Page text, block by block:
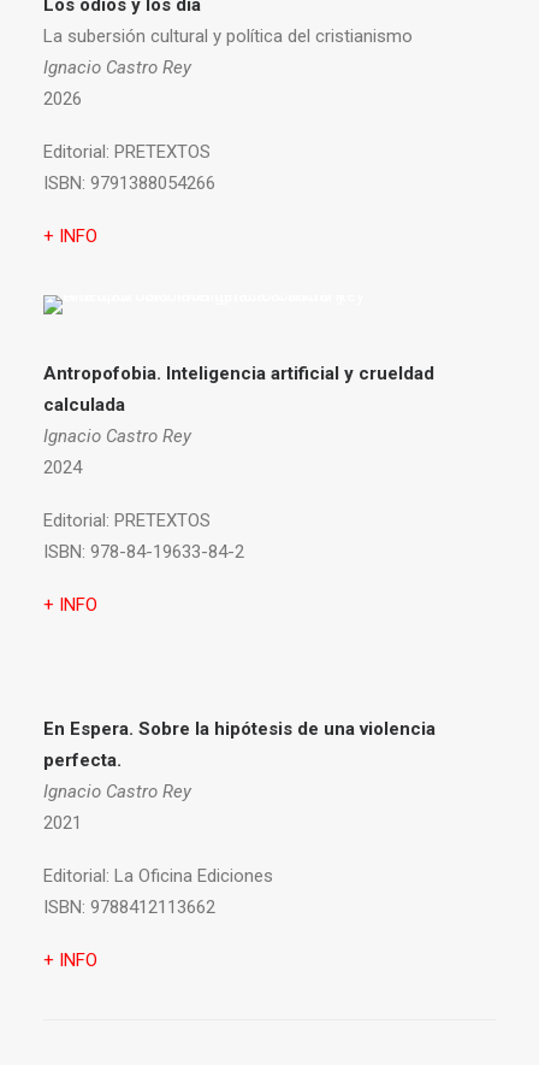
Los odios y los día
La subersión cultural y política del cristianismo
Ignacio Castro Rey
2026
Editorial: PRETEXTOS
ISBN: 9791388054266
+ INFO
Antropofobia. Inteligencia artificial y crueldad
calculada
Ignacio Castro Rey
2024
Editorial: PRETEXTOS
ISBN: 978-84-19633-84-2
+ INFO
En Espera. Sobre la hipótesis de una violencia
perfecta.
Ignacio Castro Rey
2021
Editorial: La Oficina Ediciones
ISBN: 9788412113662
+ INFO